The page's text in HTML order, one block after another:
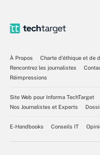
À Propos
Charte d’éthique et de
Rencontrez les journalistes
Réimpressions
Site Web pour Informa TechTarget
Nos Journalistes et Experts
E-Handbooks Conseils IT